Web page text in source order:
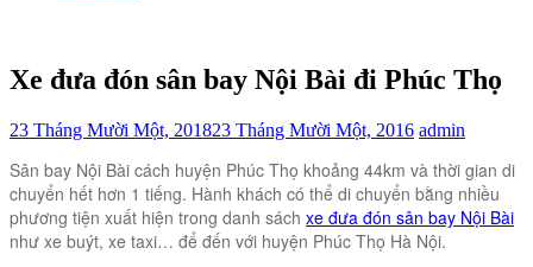
Xe đưa đón sân bay Nội Bài đi Phúc Thọ
23 Tháng Mười Một, 201823 Tháng Mười Một, 2016 admin
Sân bay Nội Bài cách huyện Phúc Thọ khoảng 44km và thời gian di
chuyển hết hơn 1 tiếng. Hành khách có thể di chuyển bằng nhiều
phương tiện xuất hiện trong danh sách xe đưa đón sân bay Nội Bài
như xe buýt, xe taxi… để đến với huyện Phúc Thọ Hà Nội.